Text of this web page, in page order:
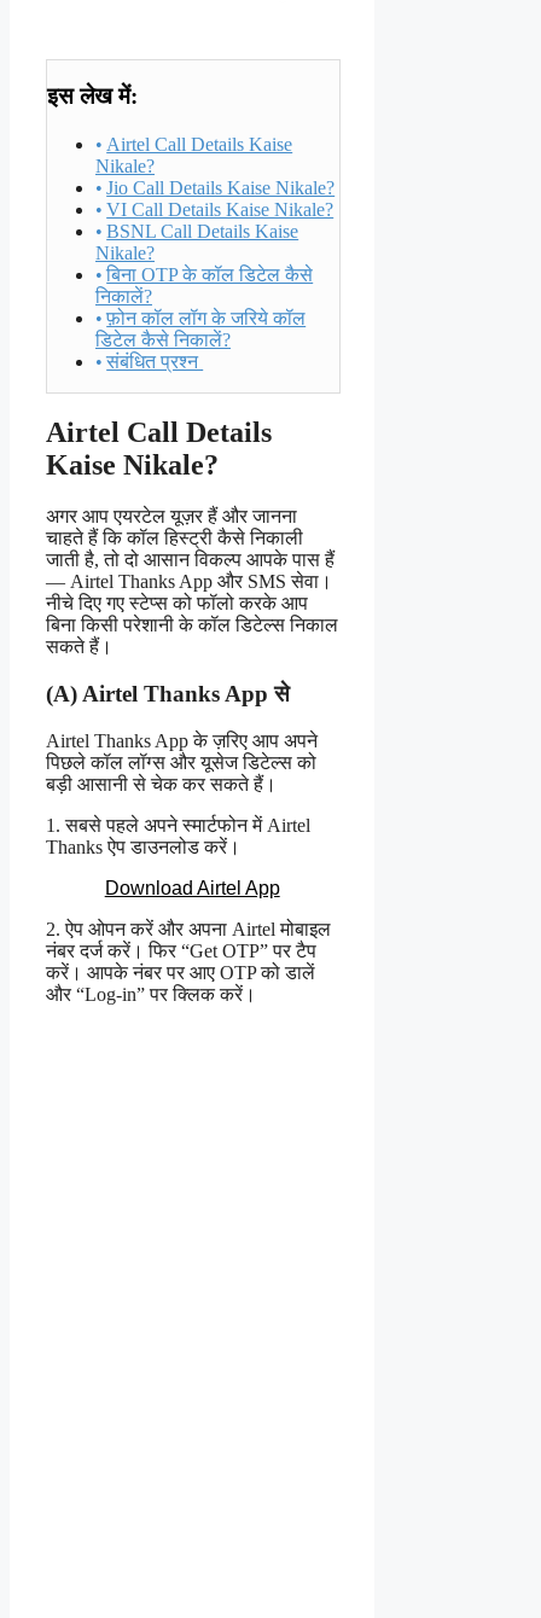
इस लेख में:
Airtel Call Details Kaise
Nikale?
Jio Call Details Kaise Nikale?
VI Call Details Kaise Nikale?
BSNL Call Details Kaise
Nikale?
बिना OTP के कॉल डिटेल कैसे
निकालें?
फ़ोन कॉल लॉग के जरिये कॉल
डिटेल कैसे निकालें?
संबंधित प्रश्न
Airtel Call Details
Kaise Nikale?
अगर आप एयरटेल यूज़र हैं और जानना
चाहते हैं कि कॉल हिस्ट्री कैसे निकाली
जाती है, तो दो आसान विकल्प आपके पास हैं
— Airtel Thanks App और SMS सेवा।
नीचे दिए गए स्टेप्स को फॉलो करके आप
बिना किसी परेशानी के कॉल डिटेल्स निकाल
सकते हैं।
(A) Airtel Thanks App से
Airtel Thanks App के ज़रिए आप अपने
पिछले कॉल लॉग्स और यूसेज डिटेल्स को
बड़ी आसानी से चेक कर सकते हैं।
1. सबसे पहले अपने स्मार्टफोन में Airtel
Thanks ऐप डाउनलोड करें।
Download Airtel App
2. ऐप ओपन करें और अपना Airtel मोबाइल
नंबर दर्ज करें। फिर “Get OTP” पर टैप
करें। आपके नंबर पर आए OTP को डालें
और “Log-in” पर क्लिक करें।